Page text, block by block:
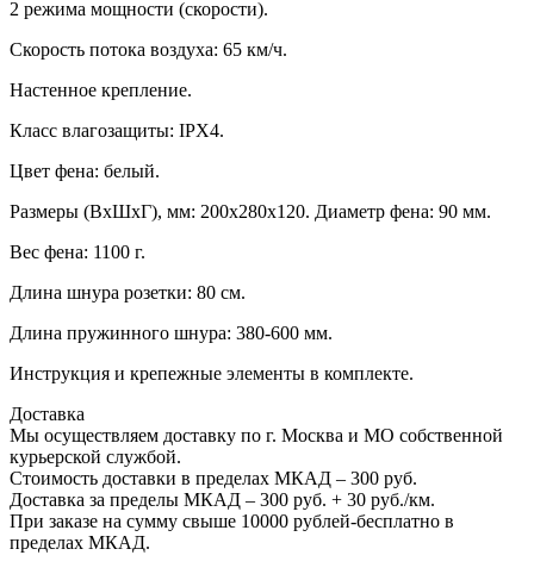
2 режима мощности (скорости).
Скорость потока воздуха: 65 км/ч.
Настенное крепление.
Класс влагозащиты: IPX4.
Цвет фена: белый.
Размеры (ВхШхГ), мм: 200х280х120. Диаметр фена: 90 мм.
Вес фена: 1100 г.
Длина шнура розетки: 80 см.
Длина пружинного шнура: 380-600 мм.
Инструкция и крепежные элементы в комплекте.
Доставка
Мы осуществляем доставку по г. Москва и МО собственной
курьерской службой.
Стоимость доставки в пределах МКАД – 300 руб.
Доставка за пределы МКАД – 300 руб. + 30 руб./км.
При заказе на сумму свыше 10000 рублей-бесплатно в
пределах МКАД.